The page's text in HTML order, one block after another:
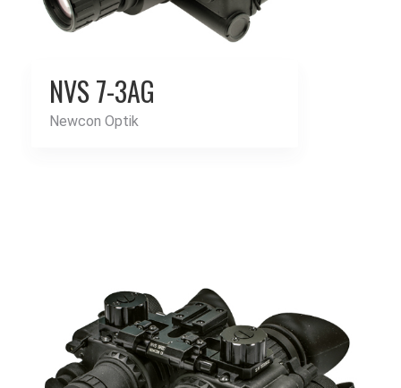
NVS 7-3AG
Newcon Optik